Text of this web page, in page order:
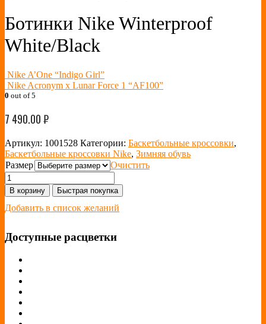
Ботинки Nike Winterproof
White/Black
Nike A’One “Indigo Girl”
Nike Acronym x Lunar Force 1 “AF100”
0 out of 5
7 490.00₽
Артикул: 1001528 Категории: Баскетбольные кроссовки,
Баскетбольные кроссовки Nike, Зимняя обувь
Размер
Очистить
В корзину Быстрая покупка
Добавить в список желаний
Доступные расцветки